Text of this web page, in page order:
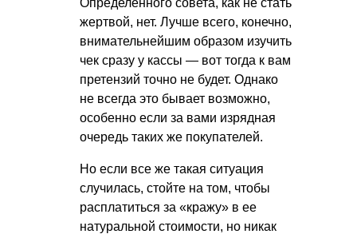
жертвой, нет. Лучше всего, конечно,
внимательнейшим образом изучить
чек сразу у кассы — вот тогда к вам
претензий точно не будет. Однако
не всегда это бывает возможно,
особенно если за вами изрядная
очередь таких же покупателей.
Но если все же такая ситуация
случилась, стойте на том, чтобы
расплатиться за «кражу» в ее
натуральной стоимости, но никак